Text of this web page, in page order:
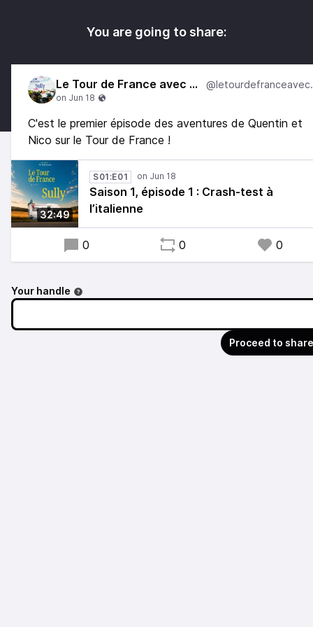
You are going to share:
Le Tour de France avec Sully
C'est le premier épisode des aventures de Quentin et
Nico sur le Tour de France !
32:49
S01:E01
Saison 1, épisode 1 : Crash-test à
l’italienne
0 0 0
Your handle
Proceed to share